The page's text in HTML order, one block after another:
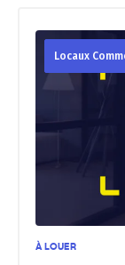
Locaux
À LOUER